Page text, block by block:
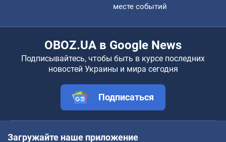
месте событий
OBOZ.UA в Google News
Подписывайтесь, чтобы быть в курсе последних
новостей Украины и мира сегодня
Подписаться
Загружайте наше приложение